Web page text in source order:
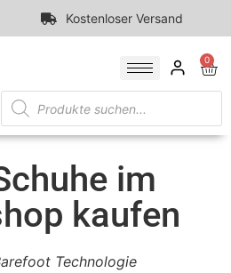
Kostenloser Versand
0
im
kaufen
Technologie